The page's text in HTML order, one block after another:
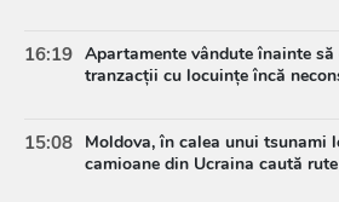
16:19 Apartamente vândute înainte să
tranzacții cu locuințe încă
15:08 Moldova, în calea unui tsunami
camioane din Ucraina caută